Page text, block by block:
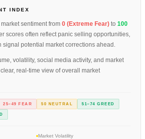
INDEX
sentiment from 0 (Extreme Fear)to 100
scores often reflect panic selling opportunities,
signal potential market corrections ahead.
volatility, social media activity, and market
real-time view of overall market
25–49 FEAR 50 NEUTRAL 51–74 GREED
Market Volatility